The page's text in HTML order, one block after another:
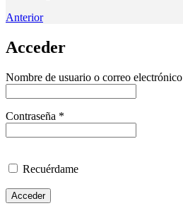
Anterior
Acceder
Nombre de usuario o correo electrónico
Contraseña *
Recuérdame
Acceder